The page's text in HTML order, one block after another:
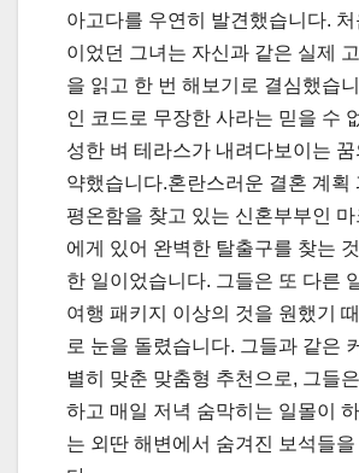
아고다를 우연히 발견했습니다.
이었던 그녀는 자신과 같은 실제
을 읽고 한 번 해보기로 결심했습
인 코드로 무장한 사라는 믿을 수
성한 벼 테라스가 내려다보이는 꿈
약했습니다.혼란스러운 결혼 계획
평온함을 찾고 있는 신혼부부인 마
에게 있어 완벽한 탈출구를 찾는
한 일이었습니다. 그들은 또 다른
여행 패키지 이상의 것을 원했기
로 눈을 돌렸습니다. 그들과 같은
별히 맞춘 맞춤형 추천으로, 그들
하고 매일 저녁 숨막히는 일몰이
는 외딴 해변에서 숨겨진 보석들을